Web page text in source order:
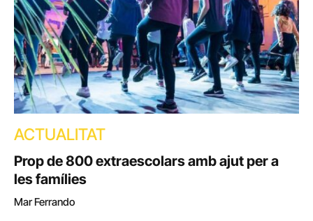
ACTUALITAT
Prop de 800 extraescolars amb ajut per a
les famílies
Mar Ferrando